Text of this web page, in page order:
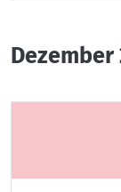
Dezember